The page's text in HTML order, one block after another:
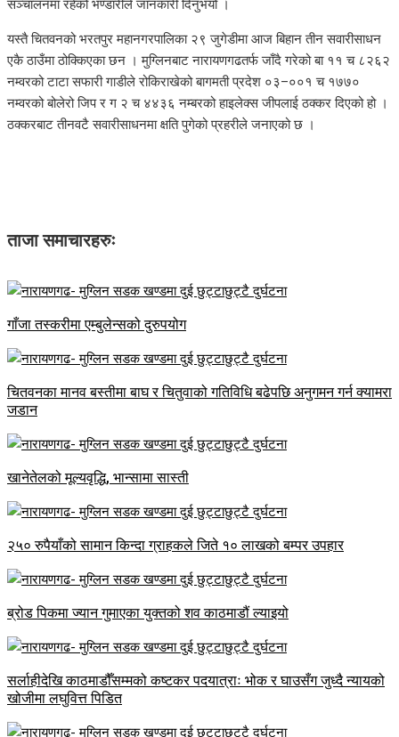
सञ्चालनमा रहेको भण्डारीले जानकारी दिनुभयो ।
यस्तै चितवनको भरतपुर महानगरपालिका २९ जुगेडीमा आज बिहान तीन सवारीसाधन
एकै ठाउँमा ठोक्किएका छन । मुग्लिनबाट नारायणगढतर्फ जाँदै गरेको बा ११ च ८२६२
नम्वरको टाटा सफारी गाडीले रोकिराखेको बागमती प्रदेश ०३–००१ च १७७०
नम्वरको बोलेरो जिप र ग २ च ४४३६ नम्बरको हाइलेक्स जीपलाई ठक्कर दिएको हो ।
ठक्करबाट तीनवटै सवारीसाधनमा क्षति पुगेको प्रहरीले जनाएको छ ।
ताजा समाचारहरुः
गाँजा तस्करीमा एम्बुलेन्सको दुरुपयोग
चितवनका मानव बस्तीमा बाघ र चितुवाको गतिविधि बढेपछि अनुगमन गर्न क्यामरा
जडान
खानेतेलको मूल्यवृद्धि, भान्सामा सास्ती
२५० रुपैयाँको सामान किन्दा ग्राहकले जिते १० लाखको बम्पर उपहार
ब्रोड पिकमा ज्यान गुमाएका युक्तको शव काठमाडौं ल्याइयो
सर्लाहीदेखि काठमाडौँसम्मको कष्टकर पदयात्राः भोक र घाउसँग जुध्दै न्यायको
खोजीमा लघुवित्त पिडित